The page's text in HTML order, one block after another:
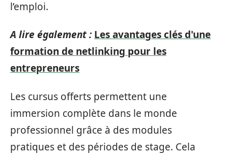
l’emploi.
A lire également : Les avantages clés d'une
formation de netlinking pour les
entrepreneurs
Les cursus offerts permettent une
immersion complète dans le monde
professionnel grâce à des modules
pratiques et des périodes de stage. Cela